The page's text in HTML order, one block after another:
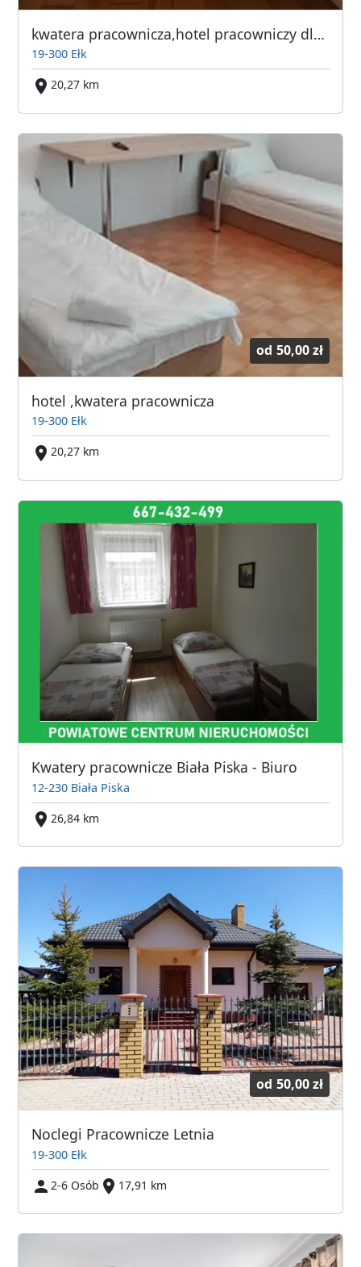
kwatera pracownicza,hotel pracowniczy dla firm
19-300 Ełk
20,27 km
od 50,00 zł
hotel ,kwatera pracownicza
19-300 Ełk
20,27 km
Kwatery pracownicze Biała Piska - Biuro
12-230 Biała Piska
26,84 km
od 50,00 zł
Noclegi Pracownicze Letnia
19-300 Ełk
2-6 Osób
17,91 km